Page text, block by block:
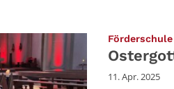
11. Apr. 2025